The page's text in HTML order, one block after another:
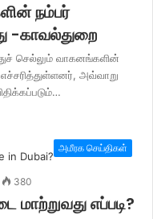
நம்பர்
-காவல்துறை
செல்லும் வாகனங்களின்
அவ்வாறு
அமீரக செய்திகள்
380
மாற்றுவது எப்படி?